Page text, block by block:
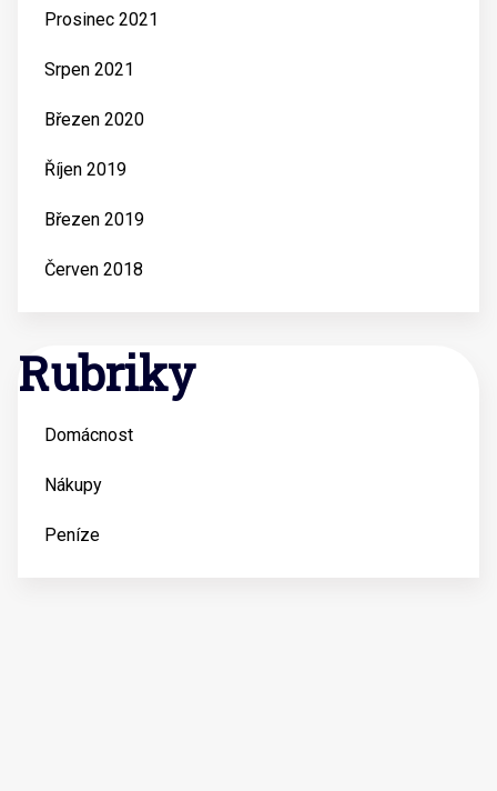
Prosinec 2021
Srpen 2021
Březen 2020
Říjen 2019
Březen 2019
Červen 2018
Rubriky
Domácnost
Nákupy
Peníze